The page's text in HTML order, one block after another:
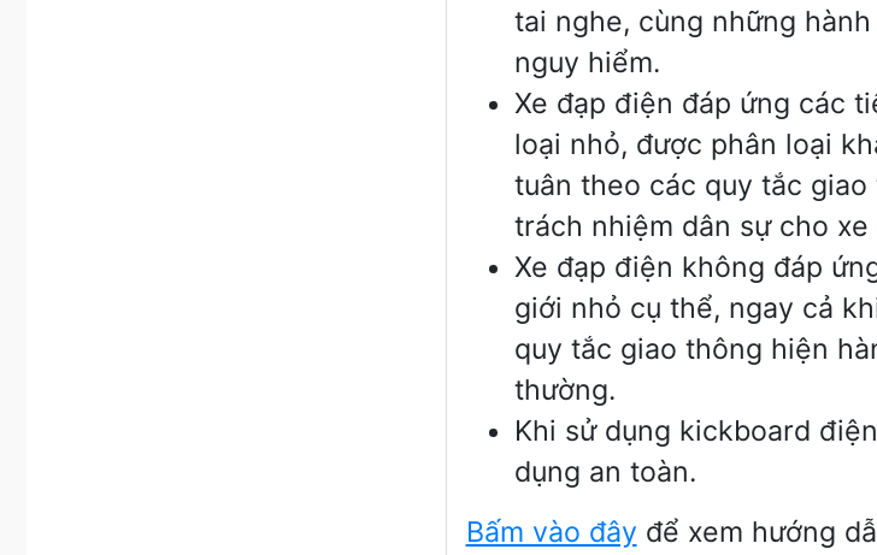
tai nghe, cùng những
nguy hiểm.
Xe đạp điện đáp ứng các
loại nhỏ, được phân loại
tuân theo các quy tắc
trách nhiệm dân sự cho xe
Xe đạp điện không đáp
giới nhỏ cụ thể, ngay cả
quy tắc giao thông hiện
thường.
Khi sử dụng kickboard
dụng an toàn.
Bấm vào đây để xem hướng